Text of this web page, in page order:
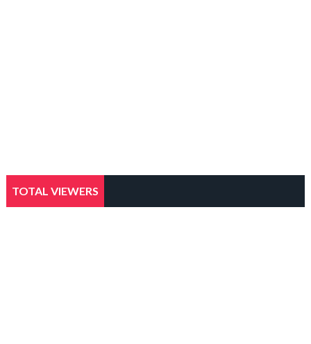
TOTAL VIEWERS